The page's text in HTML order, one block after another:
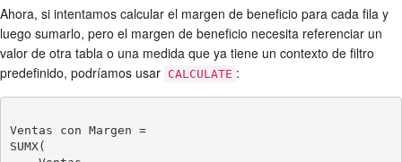
Ahora, si intentamos calcular el margen de beneficio para cada fila y
luego sumarlo, pero el margen de beneficio necesita referenciar un
valor de otra tabla o una medida que ya tiene un contexto de filtro
predefinido, podríamos usar CALCULATE :
Ventas con Margen =
SUMX(